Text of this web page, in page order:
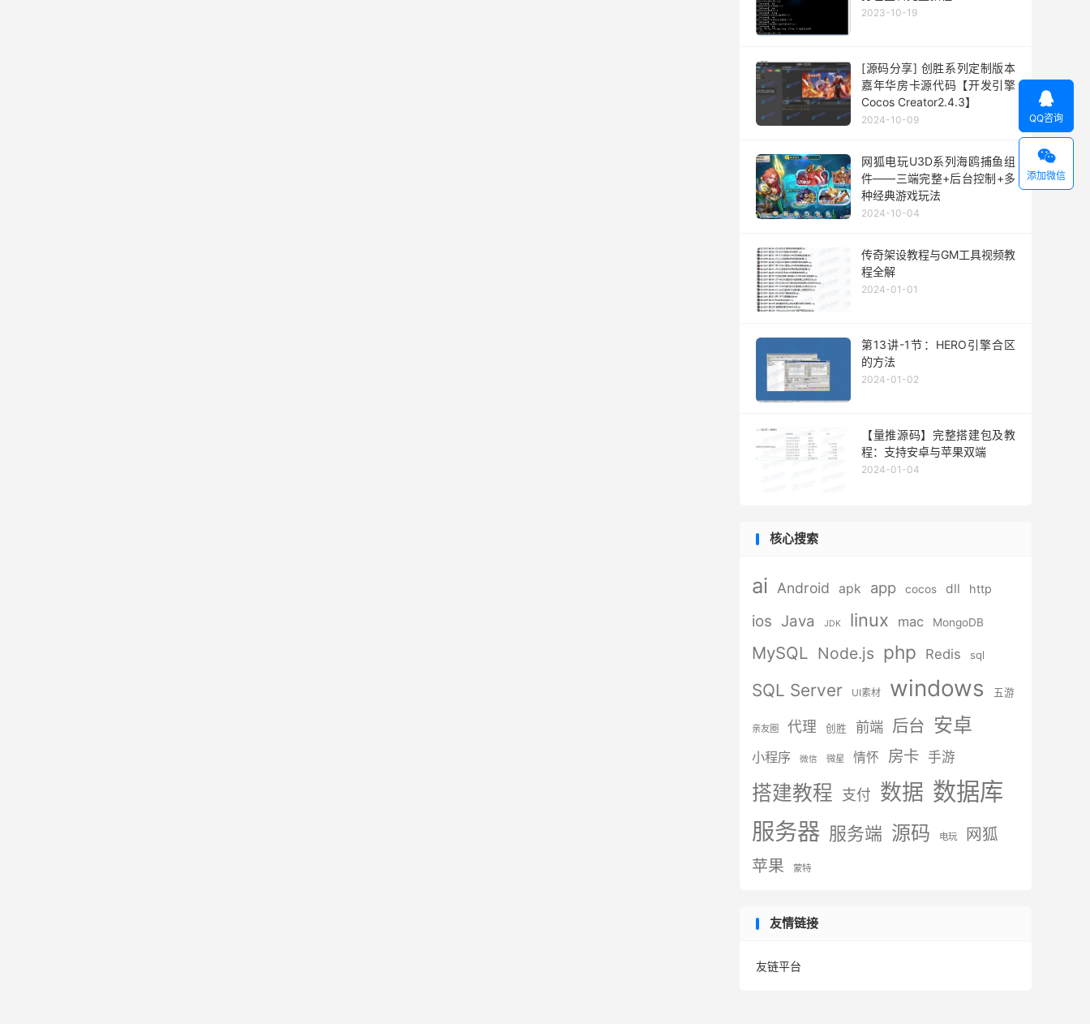
2023-10-19
[源码分享] 创胜系列定制版本
嘉年华房卡源代码【开发引擎
Cocos Creator2.4.3】
2024-10-09
网狐电玩U3D系列海鸥捕鱼组
件——三端完整+后台控制+多
种经典游戏玩法
2024-10-04
传奇架设教程与GM工具视频教
程全解
2024-01-01
第13讲-1节：HERO引擎合区
的方法
2024-01-02
【量推源码】完整搭建包及教
程：支持安卓与苹果双端
2024-01-04
核心搜索
ai Android apk app cocos dll http
ios Java JDK linux mac MongoDB
MySQL Node.js php Redis sql
SQL Server UI素材 windows 五游
亲友圈 代理 创胜 前端 后台 安卓
小程序 微信 微星 情怀 房卡 手游
搭建教程 支付 数据 数据库
服务器 服务端 源码 电玩
网狐
苹果
蒙特
友情链接
友链平台

QQ咨询

添加微信